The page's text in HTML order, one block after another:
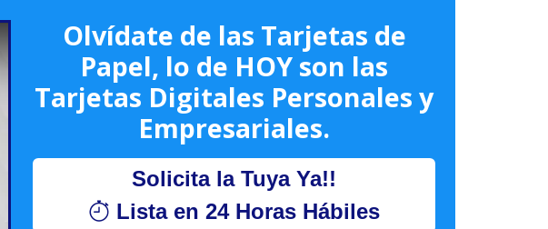
Olvídate de las Tarjetas de
Papel, lo de HOY son las
Tarjetas Digitales Personales y
Empresariales.
Solicita la Tuya Ya!!
Lista en 24 Horas Hábiles